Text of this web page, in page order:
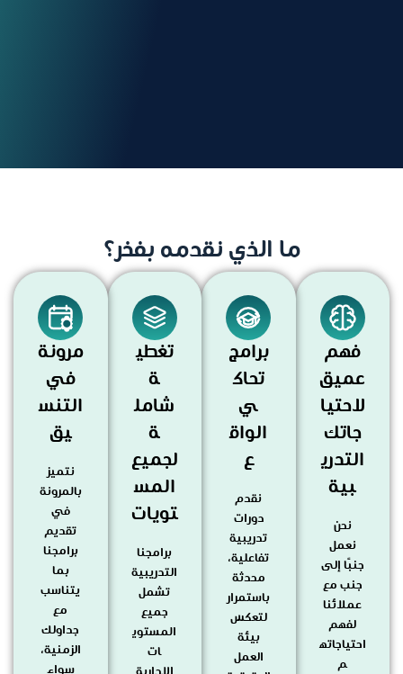
ما الذي نقدمه بفخر؟
فهم
عميق
لاحتيا
جاتك
التدري
بية
نحن
نعمل
جنبًا إلى
جنب مع
عملائنا
لفهم
احتياجاته
م
برامج
تحاك
ي
الواق
ع
نقدم
دورات
تدريبية
تفاعلية،
محدثة
باستمرار
لتعكس
بيئة
العمل
تغطي
ة
شامل
ة
لجميع
المس
تويات
برامجنا
التدريبية
تشمل
جميع
المستوي
ات
مرونة
في
التنس
يق
نتميز
بالمرونة
في
تقديم
برامجنا
بما
يتناسب
مع
جداولك
الزمنية،